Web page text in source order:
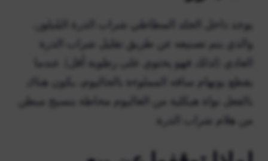
يوجد داخل الجلد المطاطي شراب الذرة المُبلور،
والذي يتم تصنيعه عن طريق تقليل شراب الذرة
العادي (لذلك فهو يحتوي على رطوبة أقل). عندما
يقطع بونهام ساقه المملوءة بالجاليوم، يكون هناك
بالفعل نواة هيكلية من الغاليوم محاطة بنسيج مبطن
من هلام شراب الذرة.